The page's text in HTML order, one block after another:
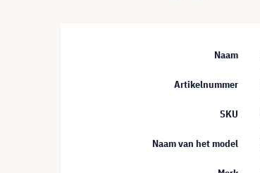
Naam
Artikelnummer
SKU
Naam van het model